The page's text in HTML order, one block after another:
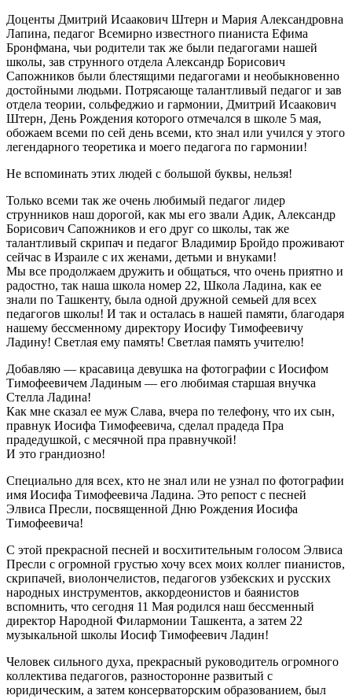
Доценты Дмитрий Исаакович Штерн и Мария Александровна
Лапина, педагог Всемирно известного пианиста Ефима
Бронфмана, чьи родители так же были педагогами нашей
школы, зав струнного отдела Александр Борисович
Сапожников были блестящими педагогами и необыкновенно
достойными людьми. Потрясающе талантливый педагог и зав
отдела теории, сольфеджио и гармонии, Дмитрий Исаакович
Штерн, День Рождения которого отмечался в школе 5 мая,
обожаем всеми по сей день всеми, кто знал или учился у этого
легендарного теоретика и моего педагога по гармонии!
Не вспоминать этих людей с большой буквы, нельзя!
Только всеми так же очень любимый педагог лидер
струнников наш дорогой, как мы его звали Адик, Александр
Борисович Сапожников и его друг со школы, так же
талантливый скрипач и педагог Владимир Бройдо проживают
сейчас в Израиле с их женами, детьми и внуками!
Мы все продолжаем дружить и общаться, что очень приятно и
радостно, так наша школа номер 22, Школа Ладина, как ее
знали по Ташкенту, была одной дружной семьей для всех
педагогов школы! И так и осталась в нашей памяти, благодаря
нашему бессменному директору Иосифу Тимофеевичу
Ладину! Светлая ему память! Светлая память учителю!
Добавляю — красавица девушка на фотографии с Иосифом
Тимофеевичем Ладиным — его любимая старшая внучка
Стелла Ладина!
Как мне сказал ее муж Слава, вчера по телефону, что их сын,
правнук Иосифа Тимофеевича, сделал прадеда Пра
прадедушкой, с месячной пра правнучкой!
И это грандиозно!
Специально для всех, кто не знал или не узнал по фотографии
имя Иосифа Тимофеевича Ладина. Это репост с песней
Элвиса Пресли, посвященной Дню Рождения Иосифа
Тимофеевича!
С этой прекрасной песней и восхитительным голосом Элвиса
Пресли с огромной грустью хочу всех моих коллег пианистов,
скрипачей, виолончелистов, педагогов узбекских и русских
народных инструментов, аккордеонистов и баянистов
вспомнить, что сегодня 11 Мая родился наш бессменный
директор Народной Филармонии Ташкента, а затем 22
музыкальной школы Иосиф Тимофеевич Ладин!
Человек сильного духа, прекрасный руководитель огромного
коллектива педагогов, разносторонне развитый с
юридическим, а затем консерваторским образованием, был